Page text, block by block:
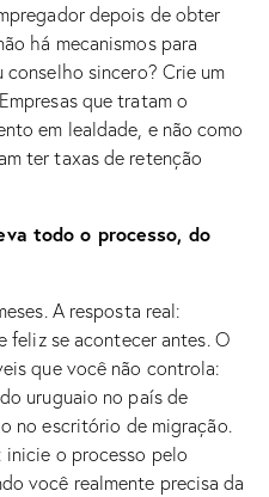
depois de obter
há mecanismos para
conselho sincero? Crie um
que tratam o
em lealdade, e não como
ter taxas de retenção
todo o processo, do
A resposta real:
feliz se acontecer antes. O
que você não controla:
uruguaio no país de
no escritório de migração.
inicie o processo pelo
você realmente precisa da